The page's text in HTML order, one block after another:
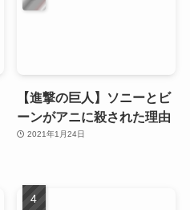
【進撃の巨人】ソニーとビ
ーンがアニに殺された理由
2021年1月24日